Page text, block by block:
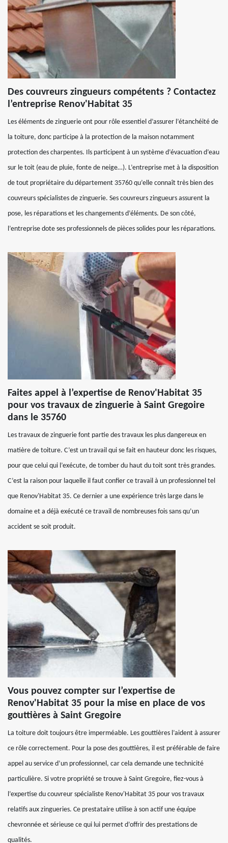
Des couvreurs zingueurs compétents ? Contactez
l’entreprise Renov'Habitat 35
Les éléments de zinguerie ont pour rôle essentiel d’assurer l’étanchéité de
la toiture, donc participe à la protection de la maison notamment
protection des charpentes. Ils participent à un système d’évacuation d’eau
sur le toit (eau de pluie, fonte de neige…). L’entreprise met à la disposition
de tout propriétaire du département 35760 qu’elle connaît très bien des
couvreurs spécialistes de zinguerie. Ses couvreurs zingueurs assurent la
pose, les réparations et les changements d’éléments. De son côté,
l’entreprise dote ses professionnels de pièces solides pour les réparations.
Faites appel à l’expertise de Renov'Habitat 35
pour vos travaux de zinguerie à Saint Gregoire
dans le 35760
Les travaux de zinguerie font partie des travaux les plus dangereux en
matière de toiture. C’est un travail qui se fait en hauteur donc les risques,
pour que celui qui l’exécute, de tomber du haut du toit sont très grandes.
C’est la raison pour laquelle il faut confier ce travail à un professionnel tel
que Renov'Habitat 35. Ce dernier a une expérience très large dans le
domaine et a déjà exécuté ce travail de nombreuses fois sans qu’un
accident se soit produit.
Vous pouvez compter sur l’expertise de
Renov'Habitat 35 pour la mise en place de vos
gouttières à Saint Gregoire
La toiture doit toujours être imperméable. Les gouttières l’aident à assurer
ce rôle correctement. Pour la pose des gouttières, il est préférable de faire
appel au service d’un professionnel, car cela demande une technicité
particulière. Si votre propriété se trouve à Saint Gregoire, fiez-vous à
l’expertise du couvreur spécialiste Renov'Habitat 35 pour vos travaux
relatifs aux zingueries. Ce prestataire utilise à son actif une équipe
chevronnée et sérieuse ce qui lui permet d’offrir des prestations de
qualités.